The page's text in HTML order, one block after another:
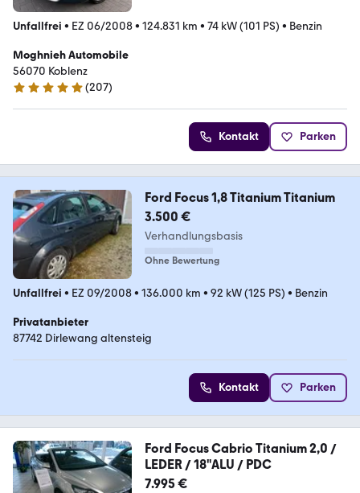
Unfallfrei • EZ 06/2008• 124.831 km • 74 kW (101 PS) • Benzin
Moghnieh Automobile
56070 Koblenz
4.9 Sterne
(207)
Kontakt Parken
Ford Focus 1,8 Titanium Titanium
3.500 €
Verhandlungsbasis
Ohne Bewertung
Unfallfrei • EZ 09/2008• 136.000 km • 92 kW (125 PS) • Benzin
Privatanbieter
87742 Dirlewang altensteig
Kontakt Parken
Ford Focus Cabrio Titanium 2,0 /
LEDER / 18"ALU / PDC
7.995 €